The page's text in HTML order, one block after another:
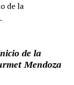
de la
de la
Mendoza